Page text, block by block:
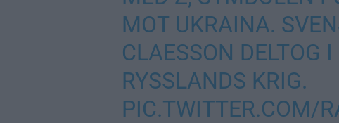
MOT UKRAINA.
CLAESSON DELTOG
RYSSLANDS KRIG.
PIC.TWITTER.COM/